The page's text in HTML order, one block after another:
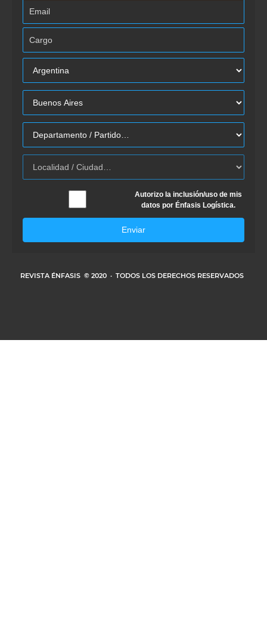
Autorizo la inclusión/uso de mis
datos por Énfasis Logística.
Enviar
REVISTA ÉNFASIS © 2020 · TODOS LOS DERECHOS RESERVADOS